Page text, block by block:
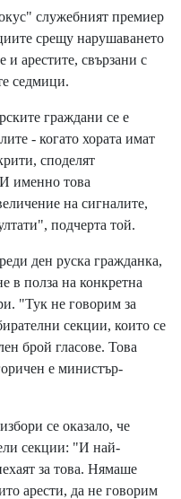
служебният премиер
срещу нарушаването
и арестите, свързани с
седмици.
граждани се е
- когато хората имат
споделят
именно това
на сигналите,
подчерта той.
ден руска гражданка,
в полза на конкретна
"Тук не говорим за
секции, които се
брой гласове. Това
е министър-
се оказало, че
секции: "И най-
за това. Нямаше
арести, да не говорим